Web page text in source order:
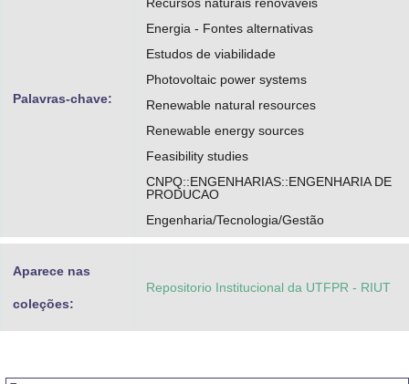
Silva, Wesley Vieira da
https://orcid.org/0000-0001-5354-8676
http://lattes.cnpq.br/1710286275396858
Palavras-chave:
Recursos naturais renováveis
Energia - Fontes alternativas
Estudos de viabilidade
Photovoltaic power systems
Renewable natural resources
Renewable energy sources
Feasibility studies
CNPQ::ENGENHARIAS::ENGENHARIA DE
PRODUCAO
Engenharia/Tecnologia/Gestão
Aparece nas
coleções:
Repositorio Institucional da UTFPR - RIUT